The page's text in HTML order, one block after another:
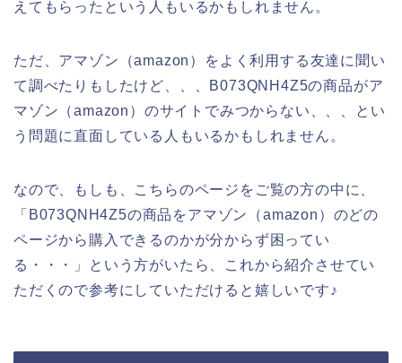
えてもらったという人もいるかもしれません。
ただ、アマゾン（amazon）をよく利用する友達に聞い
て調べたりもしたけど、、、B073QNH4Z5の商品がア
マゾン（amazon）のサイトでみつからない、、、とい
う問題に直面している人もいるかもしれません。
なので、もしも、こちらのページをご覧の方の中に、
「B073QNH4Z5の商品をアマゾン（amazon）のどの
ページから購入できるのかが分からず困ってい
る・・・」という方がいたら、これから紹介させてい
ただくので参考にしていただけると嬉しいです♪